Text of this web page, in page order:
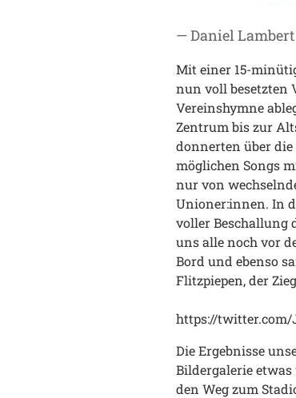
— Daniel
Mit einer 15-
nun voll besetzten
Vereinshymne
Zentrum bis zur
donnerten über die
möglichen Songs
nur von
Unioner:innen. In
voller Beschallung
uns alle noch vor
Bord und ebenso
Flitzpiepen, der
https://twitter.com/
Die Ergebnisse
Bildergalerie
den Weg zum